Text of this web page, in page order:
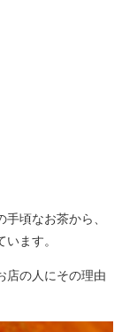
頃なお茶から、
ます。
店の人にその理由